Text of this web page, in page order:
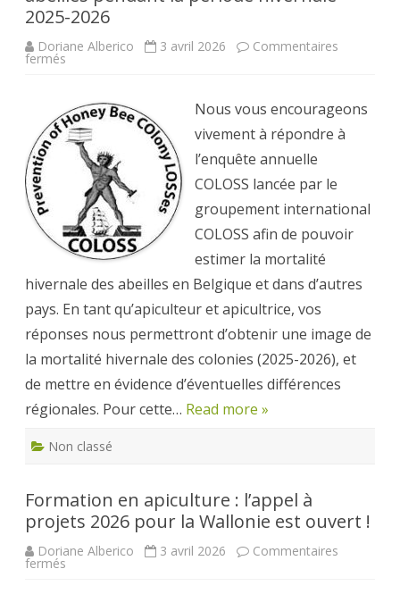
2025-2026
Doriane Alberico 3 avril 2026 Commentaires
fermés
la
mortalité
des
abeilles
pendant
période
hivernale
2025-
2026
Nous vous encourageons
vivement à répondre à
l’enquête annuelle
COLOSS lancée par le
groupement international
COLOSS afin de pouvoir
estimer la mortalité
hivernale des abeilles en Belgique et dans d’autres
pays. En tant qu’apiculteur et apicultrice, vos
réponses nous permettront d’obtenir une image de
la mortalité hivernale des colonies (2025-2026), et
de mettre en évidence d’éventuelles différences
régionales. Pour cette… Read more »
Non classé
Formation en apiculture : l’appel à
projets 2026 pour la Wallonie est ouvert !
Doriane Alberico 3 avril 2026 Commentaires
fermés